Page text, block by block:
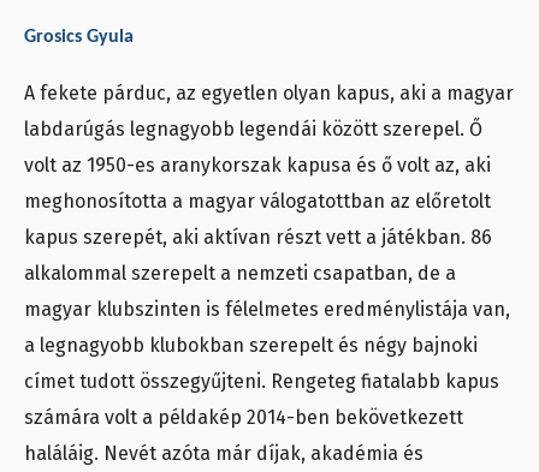
Grosics Gyula
A fekete párduc, az egyetlen olyan kapus, aki a magyar
labdarúgás legnagyobb legendái között szerepel. Ő
volt az 1950-es aranykorszak kapusa és ő volt az, aki
meghonosította a magyar válogatottban az előretolt
kapus szerepét, aki aktívan részt vett a játékban. 86
alkalommal szerepelt a nemzeti csapatban, de a
magyar klubszinten is félelmetes eredménylistája van,
a legnagyobb klubokban szerepelt és négy bajnoki
címet tudott összegyűjteni. Rengeteg fiatalabb kapus
számára volt a példakép 2014-ben bekövetkezett
haláláig. Nevét azóta már díjak, akadémia és